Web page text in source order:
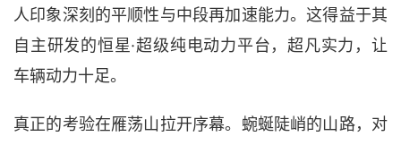
人印象深刻的平顺性与中段再加速能力。这得益于其
自主研发的恒星·超级纯电动力平台，超凡实力，让
车辆动力十足。
真正的考验在雁荡山拉开序幕。蜿蜒陡峭的山路，对